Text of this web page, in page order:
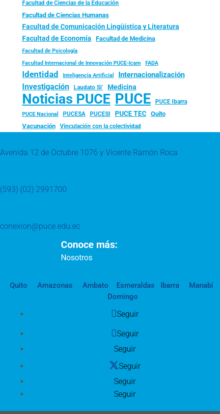
Facultad de Ciencias de la Educación
Facultad de Ciencias Humanas
Facultad de Comunicación Lingüística y Literatura
Facultad de Economía Facultad de Medicina
Facultad de Psicología
Facultad Internacional de Innovación PUCE-Icam FADA
Identidad Inteligencia Artificial Internacionalización
Investigación Laudato Si’ Medicina
Noticias PUCE PUCE PUCE Ibarra
PUCE Nacional PUCESA PUCESI PUCE TEC
Quito
Vacunación
Vinculación con la colectividad
Avenida 12 de Octubre 1076 y Vicente Ramón Roca
(593) (02) 2991700
conexion@puce.edu.ec
Conoce más:
Nosotros
Quito Amazonas Ambato Esmeraldas Ibarra
Manabí
Domingo
Seguir
Seguir
Seguir
Seguir
Seguir
Seguir